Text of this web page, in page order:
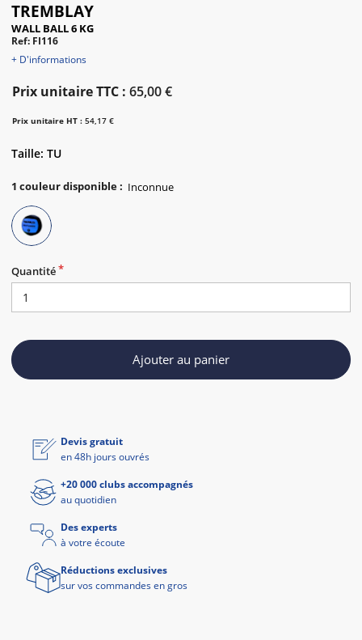
TREMBLAY
WALL BALL 6 KG
Ref: FI116
+ D'informations
Prix unitaire TTC : 65,00 €
Prix unitaire HT : 54,17 €
Taille: TU
1 couleur disponible:
Quantité
Ajouter au panier
Devis gratuit
en 48h jours ouvrés
+20 000 clubs accompagnés
au quotidien
Des experts
à votre écoute
Réductions exclusives
sur vos commandes en gros